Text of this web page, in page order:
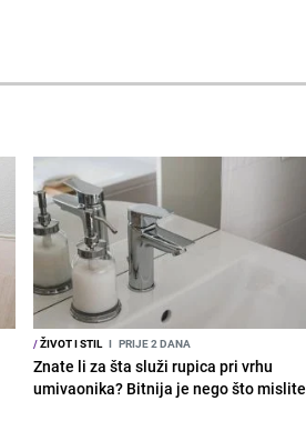
/ŽIVOT I STIL I PRIJE 2 DANA
Znate li za šta služi rupica pri vrhu
umivaonika? Bitnija je nego što mislite